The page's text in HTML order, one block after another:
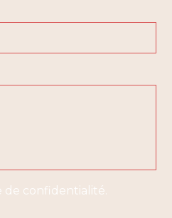
de confidentialité.